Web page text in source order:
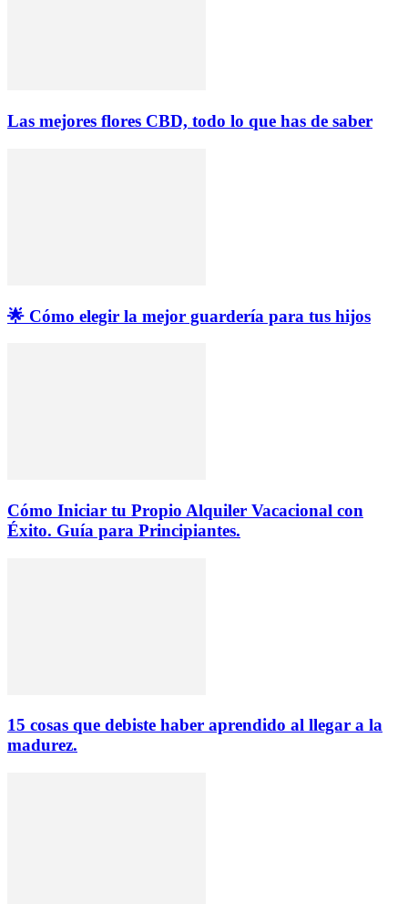
Las mejores flores CBD, todo lo que has de saber
🌟 Cómo elegir la mejor guardería para tus hijos
Cómo Iniciar tu Propio Alquiler Vacacional con
Éxito. Guía para Principiantes.
15 cosas que debiste haber aprendido al llegar a la
madurez.